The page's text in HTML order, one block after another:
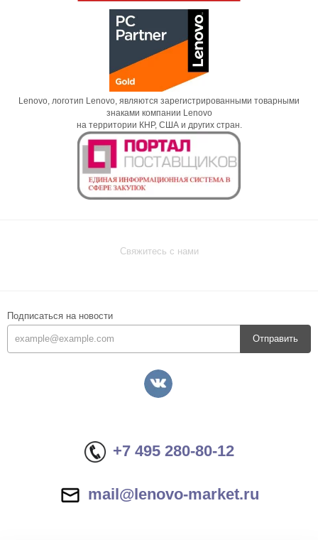
Lenovo, логотип Lenovo, являются зарегистрированными товарными
знаками компании Lenovo
на территории КНР, США и других стран.
Свяжитесь с нами
Подписаться на новости
Отправить
+7 495 280-80-12
mail@lenovo-market.ru